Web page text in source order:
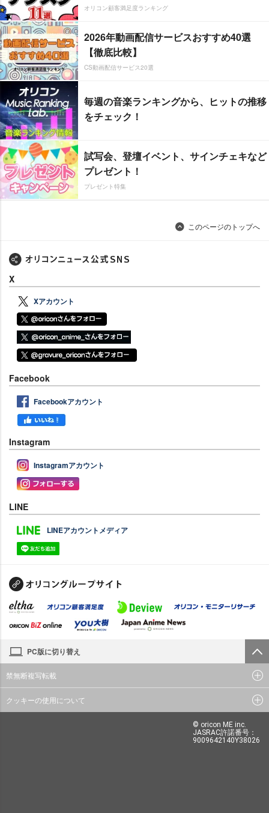
オリコン顧客満足度ランキング
2026年動画配信サービスおすすめ40選
【徹底比較】
CS動画配信サービス20選
毎週の音楽ランキングから、ヒットの推移
をチェック！
試写会、登壇イベント、サインチェキなど
プレゼント！
プレゼント特集
このページのトップへ
X
Xアカウント
Facebook
Facebookアカウント
Instagram
Instagramアカウント
LINE
LINEアカウントメディア
PC版に切り替え
禁無断複写転載
クッキーの使用について
© oricon ME inc.
JASRAC許諾番号：
9009642140Y38026